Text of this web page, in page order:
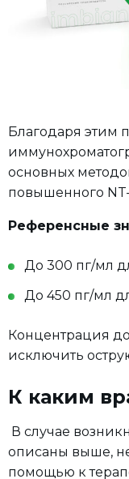
Благодаря этим
основных
повышенного
Референсные
До 300 пг/мл
До 450 пг/мл
Концентрация
исключить
К каким
В случае
описаны выше,
помощью к